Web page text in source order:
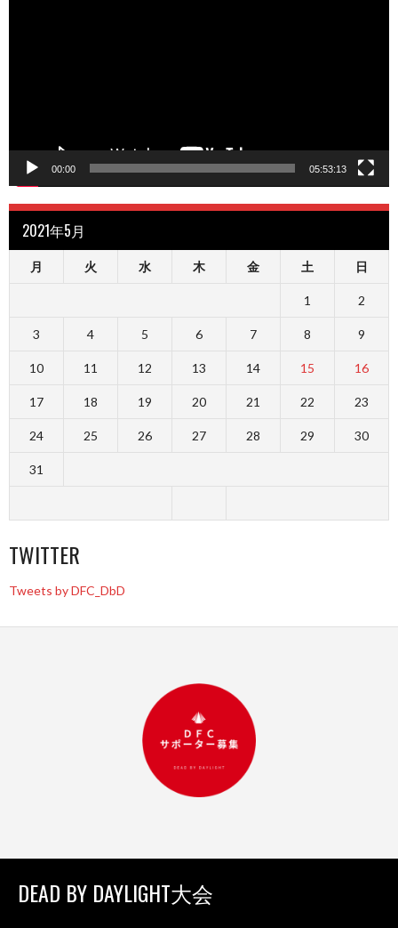
00:00 05:53:13
2021年5月
月 火 水 木 金 土 日
1 2
3 4 5 6 7 8 9
10 11 12 13 14 15 16
17 18 19 20 21 22 23
24 25 26 27 28 29 30
31
TWITTER
Tweets by DFC_DbD
DEAD BY DAYLIGHT大会